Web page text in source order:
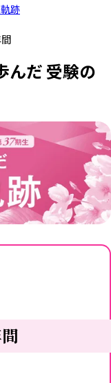
跡
んだ 受験の